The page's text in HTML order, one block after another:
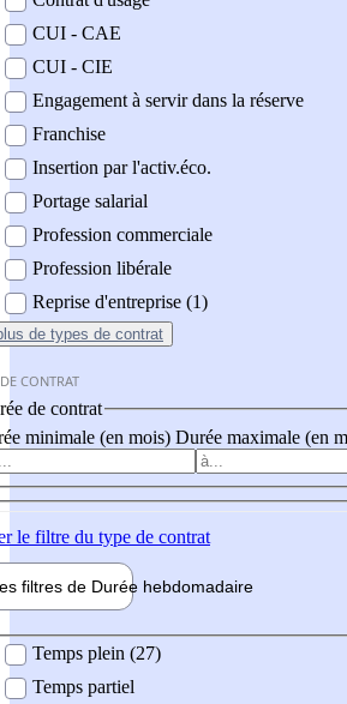
CUI - CAE
CUI - CIE
Engagement à servir dans la réserve
Franchise
Insertion par l'activ.éco.
Portage salarial
Profession commerciale
Profession libérale
Reprise d'entreprise (1)
de types de contrat
CONTRAT
de contrat
minimale (en mois) Durée maximale (en
le filtre du type de contrat
filtres de Durée hebdomadaire
Temps plein (27)
Temps partiel